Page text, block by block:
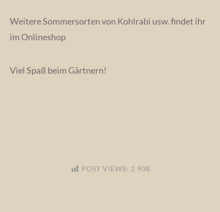
Weitere Sommersorten von Kohlrabi usw. findet ihr
im Onlineshop
Viel Spaß beim Gärtnern!
POST VIEWS: 2.908